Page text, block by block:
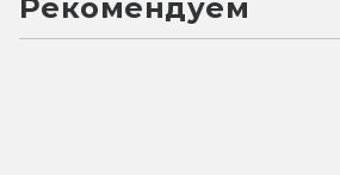
Рекомендуем